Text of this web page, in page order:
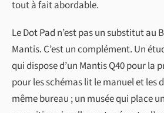
tout à fait abordable.
Le Dot Pad n’est pas un substitut au
Mantis. C’est un complément. Un
qui dispose d’un Mantis Q40 pour la
pour les schémas lit le manuel et les
même bureau ; un musée qui place